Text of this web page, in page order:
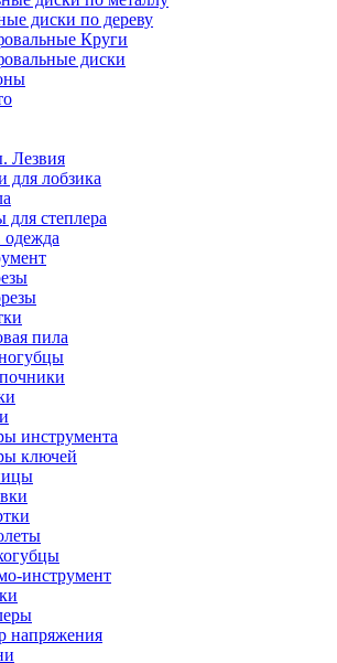
диски по дереву
Круги
диски
Лезвия
для лобзика
для степлера
пила
инструмента
ключей
инструмент
напряжения